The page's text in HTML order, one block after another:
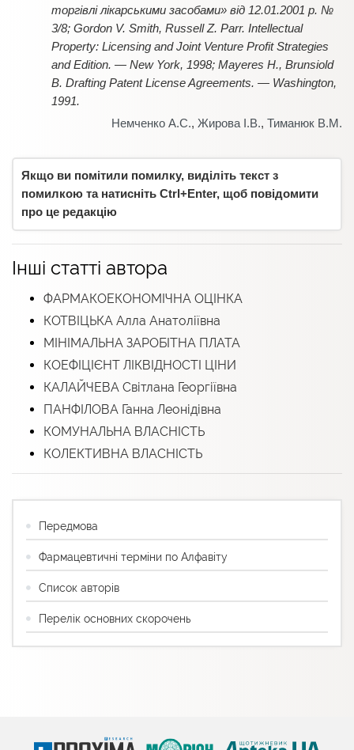
торгівлі лікарськими засобами» від 12.01.2001 р. №
3/8; Gordon V. Smith, Russell Z. Parr. Intellectual
Property: Licensing and Joint Venture Profit Strategies
and Edition. — New York, 1998; Mayeres H., Brunsiold
B. Drafting Patent License Agreements. — Washington,
1991.
Немченко А.С., Жирова І.В., Тиманюк В.М.
Якщо ви помітили помилку, виділіть текст з
помилкою та натисніть Ctrl+Enter, щоб повідомити
про це редакцію
Інші статті автора
ФАРМАКОЕКОНОМІЧНА ОЦІНКА
КОТВІЦЬКА Алла Анатоліївна
МІНІМАЛЬНА ЗАРОБІТНА ПЛАТА
КОЕФІЦІЄНТ ЛІКВІДНОСТІ ЦІНИ
КАЛАЙЧЕВА Світлана Георгіївна
ПАНФІЛОВА Ганна Леонідівна
КОМУНАЛЬНА ВЛАСНІСТЬ
КОЛЕКТИВНА ВЛАСНІСТЬ
Передмова
Фармацевтичні терміни по Алфавіту
Список авторів
Перелік основних скорочень